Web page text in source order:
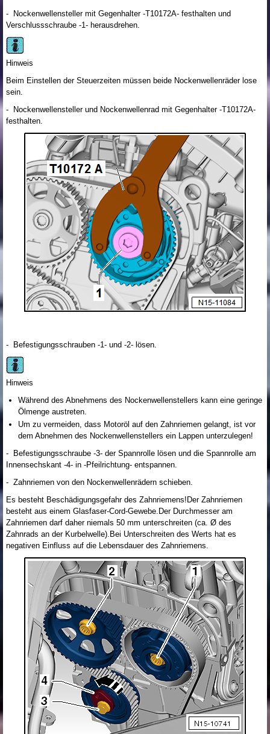
- Nockenwellensteller mit Gegenhalter -T10172A- festhalten und
Verschlussschraube -1- herausdrehen.
Hinweis
Beim Einstellen der Steuerzeiten müssen beide Nockenwellenräder lose
sein.
- Nockenwellensteller und Nockenwellenrad mit Gegenhalter -T10172A-
festhalten.
- Befestigungsschrauben -1- und -2- lösen.
Hinweis
Während des Abnehmens des Nockenwellenstellers kann eine geringe
Ölmenge austreten.
Um zu vermeiden, dass Motoröl auf den Zahnriemen gelangt, ist vor
dem Abnehmen des Nockenwellenstellers ein Lappen unterzulegen!
- Befestigungsschraube -3- der Spannrolle lösen und die Spannrolle am
Innensechskant -4- in -Pfeilrichtung- entspannen.
- Zahnriemen von den Nockenwellenrädern schieben.
Es besteht Beschädigungsgefahr des Zahnriemens!Der Zahnriemen
besteht aus einem Glasfaser-Cord-Gewebe.Der Durchmesser am
Zahnriemen darf daher niemals 50 mm unterschreiten (ca. Ø des
Zahnrads an der Kurbelwelle).Bei Unterschreiten des Werts hat es
negativen Einfluss auf die Lebensdauer des Zahnriemens.